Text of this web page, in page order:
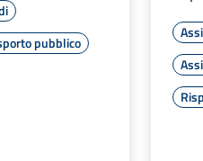
pubblico